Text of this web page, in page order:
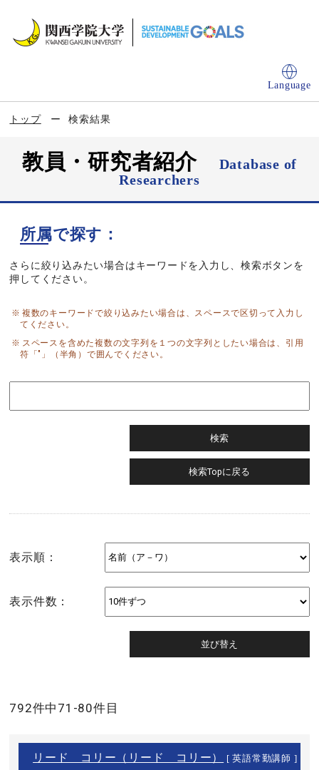
Language
トップ 検索結果
教員・研究者紹介
Database of
Researchers
所属で探す：
さらに絞り込みたい場合はキーワードを入力し、検索ボタンを
押してください。
複数のキーワードで絞り込みたい場合は、スペースで区切って入力し
てください。
スペースを含めた複数の文字列を１つの文字列としたい場合は、引用
符「"」（半角）で囲んでください。
表示順：
表示件数：
792件中71-80件目
リード コリー（リード コリー） [ 英語常勤講師 ]